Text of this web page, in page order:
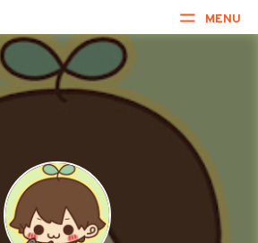
MENU